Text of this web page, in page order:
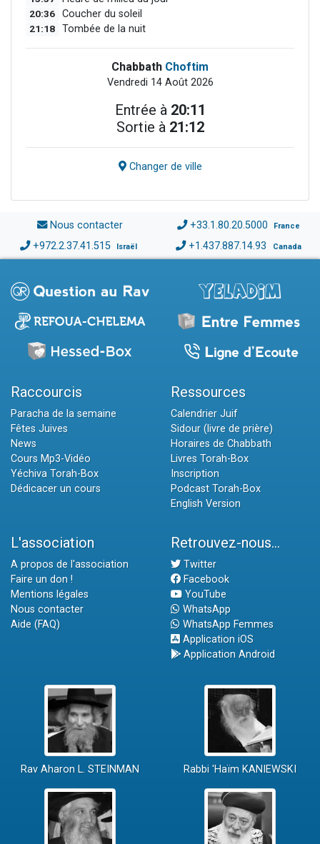
20:36 Coucher du soleil
21:18 Tombée de la nuit
Chabbath Choftim
Vendredi 14 Août 2026
Entrée à 20:11
Sortie à 21:12
Changer de ville
Nous contacter +33.1.80.20.5000 France
+972.2.37.41.515 Israël +1.437.887.14.93 Canada
Raccourcis
Paracha de la semaine
Fêtes Juives
News
Cours Mp3-Vidéo
Yéchiva Torah-Box
Dédicacer un cours
Ressources
Calendrier Juif
Sidour (livre de prière)
Horaires de Chabbath
Livres Torah-Box
Inscription
Podcast Torah-Box
English Version
L'association
A propos de l'association
Faire un don !
Mentions légales
Nous contacter
Aide (FAQ)
Retrouvez-nous...
Twitter
Facebook
YouTube
WhatsApp
WhatsApp Femmes
Application iOS
Application Android
Rav Aharon L. STEINMAN Rabbi 'Haïm KANIEWSKI